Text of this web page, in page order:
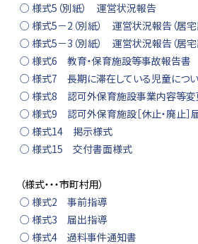
○ 様式5（別紙） 運営状況報告
○ 様式5－2（別紙） 運営状況報告（居宅
○ 様式5－3（別紙） 運営状況報告（居宅
○ 様式6 教育・保育施設等事故報告書
○ 様式7 長期に滞在している児童につい
○ 様式8 認可外保育施設事業内容等変
○ 様式9 認可外保育施設［休止・廃止］
○ 様式14 掲示様式
○ 様式15 交付書面様式
（様式・・・市町村用）
○ 様式2 事前指導
○ 様式3 届出指導
○ 様式4 過料事件通知書